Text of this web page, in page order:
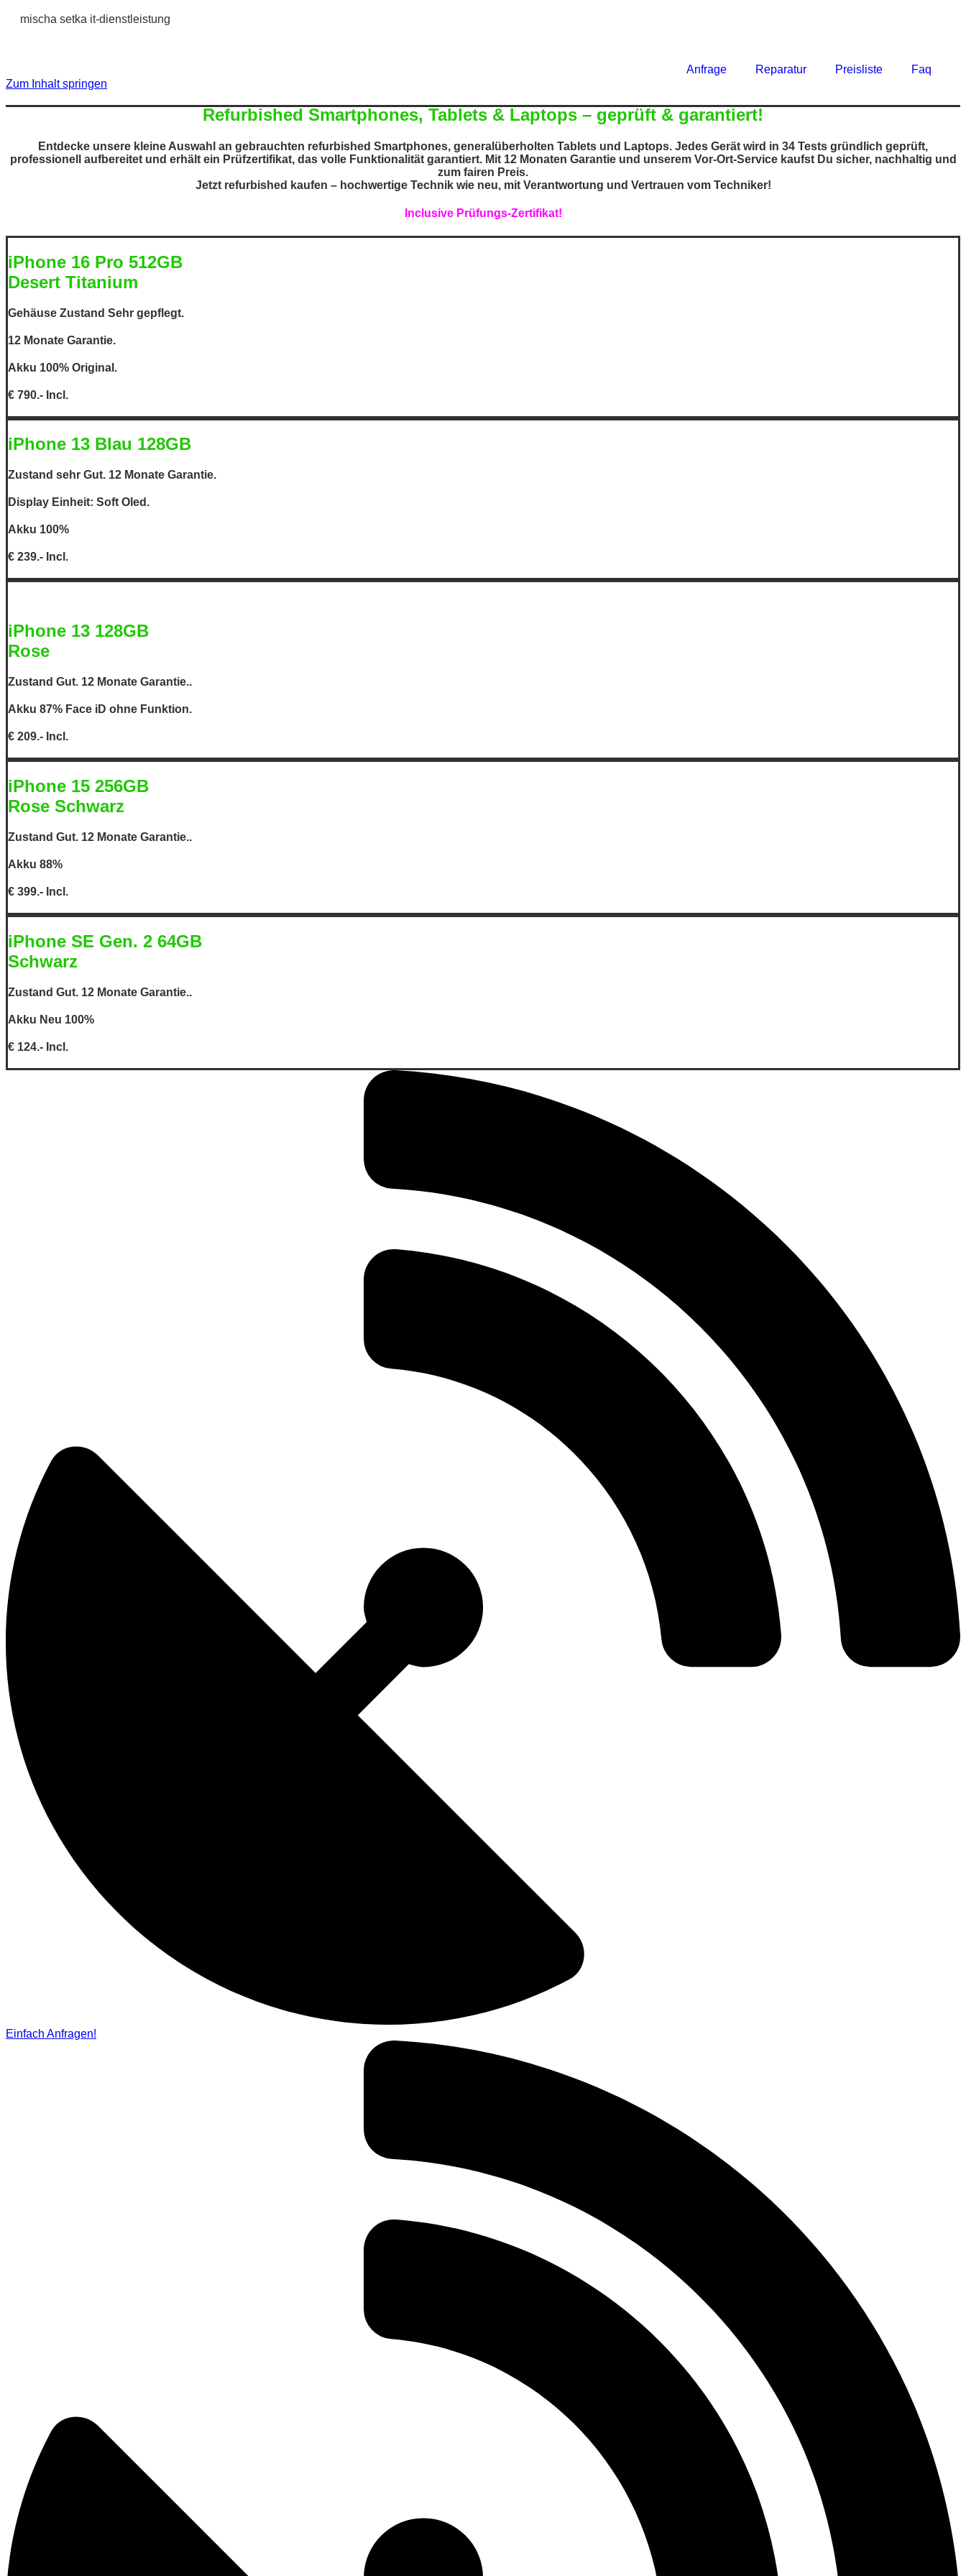
mischa setka it-dienstleistung
Anfrage Reparatur Preisliste
Faq
Zum Inhalt springen
Refurbished Smartphones, Tablets & Laptops – geprüft & garantiert!
Entdecke unsere kleine Auswahl an gebrauchten refurbished Smartphones, generalüberholten Tablets und Laptops. Jedes Gerät wird in 34 Tests gründlich geprüft,
professionell aufbereitet und erhält ein Prüfzertifikat, das volle Funktionalität garantiert. Mit 12 Monaten Garantieund unserem Vor-Ort-Service kaufst Du sicher, nachhaltig und
zum fairen Preis.
Jetzt refurbished kaufen – hochwertige Technik wie neu, mit Verantwortung und Vertrauen vom Techniker!
Inclusive Prüfungs-Zertifikat!
iPhone 16 Pro 512GB
Desert Titanium
Gehäuse Zustand Sehr gepflegt.
12 Monate Garantie.
Akku 100% Original.
€ 790.- Incl.
iPhone 13 Blau 128GB
Zustand sehr Gut. 12 Monate Garantie.
Display Einheit: Soft Oled.
Akku 100%
€ 239.- Incl.
iPhone 13 128GB
Rose
Zustand Gut. 12 Monate Garantie..
Akku 87% Face iD ohne Funktion.
€ 209.- Incl.
iPhone 15 256GB
Rose Schwarz
Zustand Gut. 12 Monate Garantie..
Akku 88%
€ 399.- Incl.
iPhone SE Gen. 2 64GB
Schwarz
Zustand Gut. 12 Monate Garantie..
Akku Neu 100%
€ 124.- Incl.
Einfach Anfragen!